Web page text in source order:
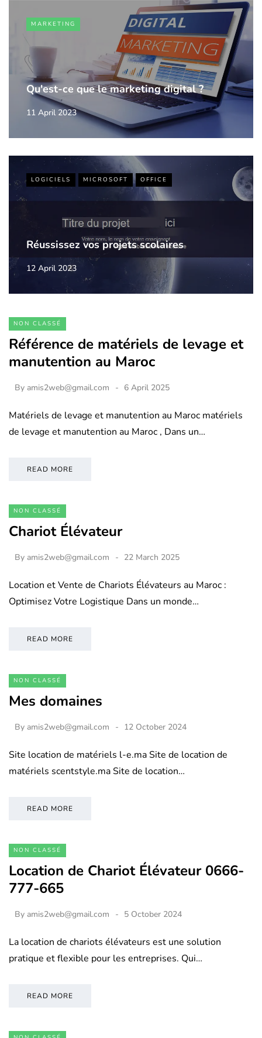
MARKETING
Qu'est-ce que le marketing digital ?
11 April 2023
LOGICIELS MICROSOFT OFFICE
Réussissez vos projets scolaires
12 April 2023
NON CLASSÉ
Référence de matériels de levage et
manutention au Maroc
By amis2web@gmail.com 6 April 2025
Matériels de levage et manutention au Maroc matériels
de levage et manutention au Maroc , Dans un…
READ MORE
NON CLASSÉ
Chariot Élévateur
By amis2web@gmail.com 22 March 2025
Location et Vente de Chariots Élévateurs au Maroc :
Optimisez Votre Logistique Dans un monde…
READ MORE
NON CLASSÉ
Mes domaines
By amis2web@gmail.com 12 October 2024
Site location de matériels l-e.ma Site de location de
matériels scentstyle.ma Site de location…
READ MORE
NON CLASSÉ
Location de Chariot Élévateur 0666-
777-665
By amis2web@gmail.com 5 October 2024
La location de chariots élévateurs est une solution
pratique et flexible pour les entreprises. Qui…
READ MORE